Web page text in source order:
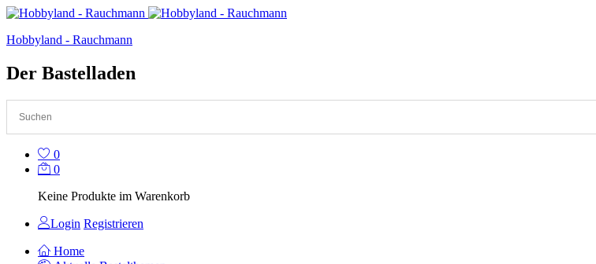
Hobbyland - Rauchmann
Der Bastelladen
0
0
Keine Produkte im Warenkorb
Login Registrieren
Home